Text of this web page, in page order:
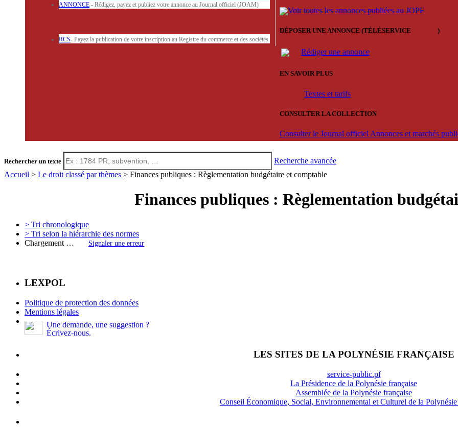
ANNONCE - Rédigez, payez et publiez votre annonce au Journal officiel (JOAM)
RCS- Payez la publication de votre inscription au Registre du commerce et des sociétés.
Voir toutes les annonces publiées au JOPF
DÉPOSER UNE ANNONCE (TÉLÉSERVICE )
Rédiger une annonce
EN SAVOIR PLUS
Textes et tarifs
CONSULTER LA COLLECTION
Consulter le Journal officiel Annonces et marchés
Rechercher un texte
Recherche avancée
Accueil > Le droit classé par thèmes > Finances publiques : Règlementation budgétaire et comptable
Finances publiques : Règlementation
> Tri chronologique
> Tri selon la hiérarchie des normes
Chargement …
Signaler une erreur
LEXPOL
Politique de protection des données
Mentions légales
Une demande, une suggestion ?
Écrivez-nous.
LES SITES DE LA POLYNÉSIE FRANÇAISE
service-public.pf
La Présidence de la Polynésie française
Assemblée de la Polynésie française
Conseil Économique, Social, Environnemental et Culturel de la